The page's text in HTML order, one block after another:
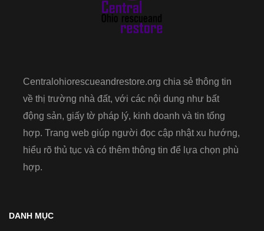
Centralohiorescueandrestore.org chia sẻ thông tin
về thị trường nhà đất, với các nội dung như bất
động sản, giấy tờ pháp lý, kinh doanh và tin tổng
hợp. Trang web giúp người đọc cập nhật xu hướng,
hiểu rõ thủ tục và có thêm thông tin để lựa chọn phù
hợp.
DANH MỤC